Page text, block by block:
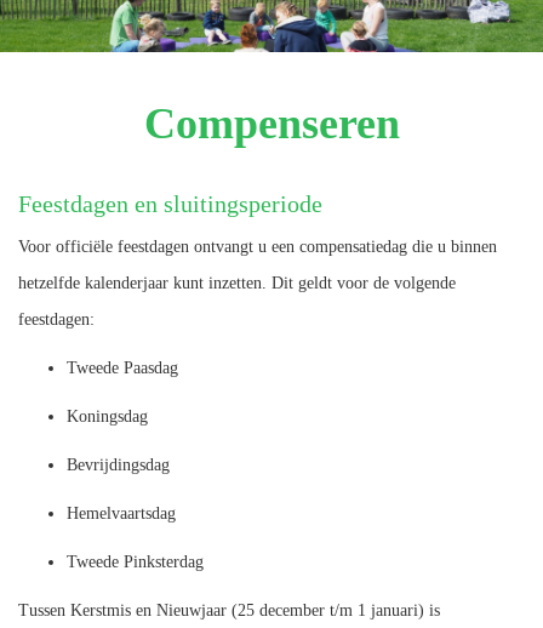
Compenseren
Feestdagen en sluitingsperiode
Voor officiële feestdagen ontvangt u een compensatiedag die u binnen
hetzelfde kalenderjaar kunt inzetten. Dit geldt voor de volgende
feestdagen:
Tweede Paasdag
Koningsdag
Bevrijdingsdag
Hemelvaartsdag
Tweede Pinksterdag
Tussen Kerstmis en Nieuwjaar (25 december t/m 1 januari) is